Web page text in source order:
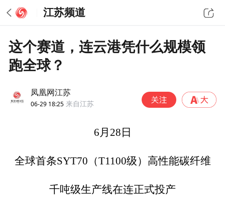
江苏频道
这个赛道，连云港凭什么规模领
跑全球？
凤凰网江苏
06-29 18:25 来自江苏
6月28日
全球首条SYT70（T1100级）高性能碳纤维
千吨级生产线在连正式投产